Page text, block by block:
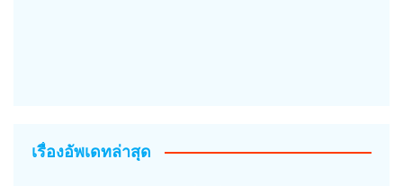
เรื่องอัพเดทล่าสุด